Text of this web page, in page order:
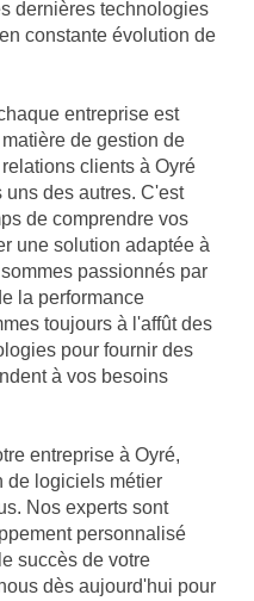
dernières technologies
constante évolution de
entreprise est
de gestion de
clients à Oyré
uns des autres. C'est
de comprendre vos
une solution adaptée à
passionnés par
la performance
toujours à l'affût des
pour fournir des
à vos besoins
entreprise à Oyré,
de logiciels métier
Nos experts sont
personnalisé
succès de votre
dès aujourd'hui pour